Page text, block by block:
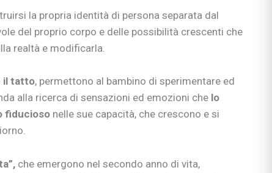
casa
la propria identità di persona separata dal
del proprio corpo e delle possibilità crescenti che
realtà e modificarla.
il tatto, permettono al bambino di sperimentare ed
alla ricerca di sensazioni ed emozioni che lo
fiduciosonelle sue capacità, che crescono e si
che emergono nel secondo anno di vita,